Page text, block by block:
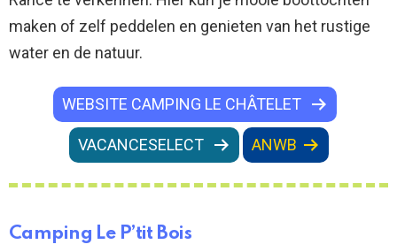
maken of zelf peddelen en genieten van het rustige
water en de natuur.
WEBSITE CAMPING LE CHÂTELET
VACANCESELECT ANWB
Camping Le P’tit Bois